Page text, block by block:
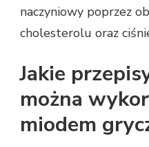
naczyniowy poprzez
cholesterolu oraz
Jakie
można
miodem